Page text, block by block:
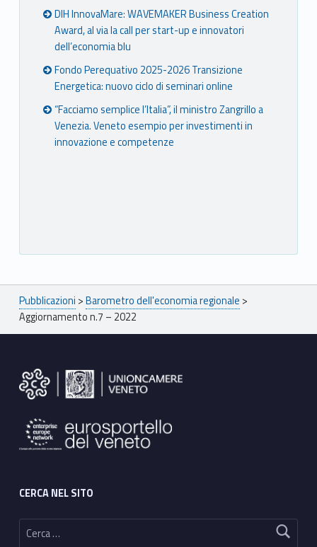
DIH InnovaMare: WAVEMAKER Business Creation
Award, al via la call per start-up e innovatori
dell’economia blu
Fondo Perequativo 2025-2026 Transizione
Energetica: nuovo ciclo di seminari online
“Facciamo semplice l’Italia”, il ministro Zangrillo a
Venezia. Veneto esempio per investimenti in
innovazione e competenze
Breadcrumbs navigation
Pubblicazioni >Barometro dell'economia regionale >
Aggiornamento n.7 – 2022
CERCA NEL SITO
Ricerca per: